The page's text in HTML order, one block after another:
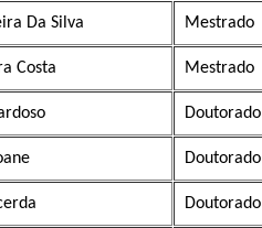
Da Silva Mestrado
Costa Mestrado
Doutorado
Doutorado
Doutorado